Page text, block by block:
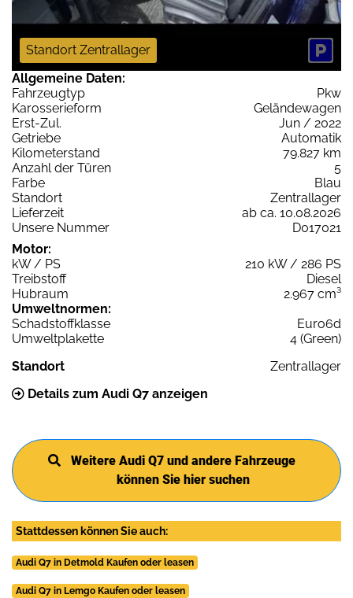
Standort Zentrallager
Allgemeine Daten:
Fahrzeugtyp
Pkw
Karosserieform
Geländewagen
Erst-Zul.
Jun / 2022
Getriebe
Automatik
Kilometerstand
79.827 km
Anzahl der Türen
5
Farbe
Blau
Standort
Zentrallager
Lieferzeit
ab ca. 10.08.2026
Unsere Nummer
D017021
Motor:
kW / PS
210 kW / 286 PS
Treibstoff
Diesel
Hubraum
2.967 cm³
Umweltnormen:
Schadstoffklasse
Euro6d
Umweltplakette
4 (Green)
Standort
Zentrallager
Details zum Audi Q7 anzeigen
Weitere Audi Q7 und andere Fahrzeuge
können Sie hier suchen
Stattdessen können Sie auch:
Audi Q7 in Detmold Kaufen oder leasen
Audi Q7 in Lemgo Kaufen oder leasen